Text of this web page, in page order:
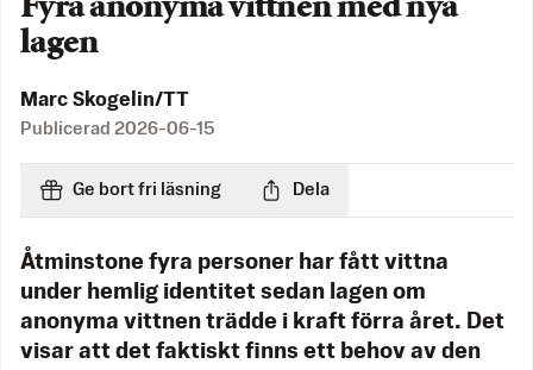
Fyra anonyma vittnen med nya
lagen
Marc Skogelin/TT
Publicerad 2026-06-15
Ge bort fri läsning Dela
Åtminstone fyra personer har fått vittna
under hemlig identitet sedan lagen om
anonyma vittnen trädde i kraft förra året. Det
visar att det faktiskt finns ett behov av den